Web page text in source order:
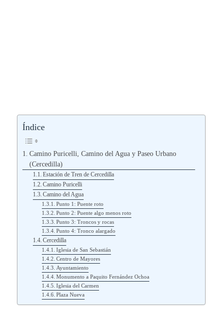
Índice
Camino Puricelli, Camino del Agua y Paseo Urbano
(Cercedilla)
Estación de Tren de Cercedilla
Camino Puricelli
Camino del Agua
Punto 1: Puente roto
Punto 2: Puente algo menos roto
Punto 3: Troncos y rocas
Punto 4: Tronco alargado
Cercedilla
Iglesia de San Sebastián
Centro de Mayores
Ayuntamiento
Monumento a Paquito Fernández Ochoa
Iglesia del Carmen
Plaza Nueva